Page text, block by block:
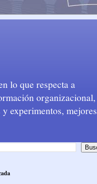
lo que respecta a
organizacional,
experimentos, mejores